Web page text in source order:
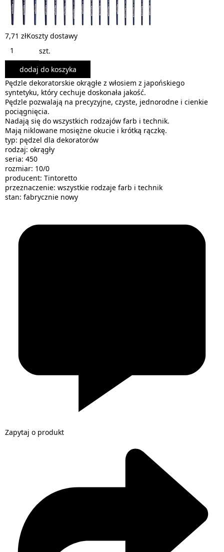
7,71 złKoszty dostawy
szt.
dodaj do koszyka
Pędzle dekoratorskie okrągłe z włosiem z japońskiego
syntetyku, który cechuje doskonała jakość.
Pędzle pozwalają na precyzyjne, czyste, jednorodne i cienkie
pociągnięcia.
Nadają się do wszystkich rodzajów farb i technik.
Mają niklowane mosiężne okucie i krótką rączkę.
typ: pędzel dla dekoratorów
rodzaj: okrągły
seria: 450
rozmiar: 10/0
producent: Tintoretto
przeznaczenie: wszystkie rodzaje farb i technik
stan: fabrycznie nowy
Zapytaj o produkt